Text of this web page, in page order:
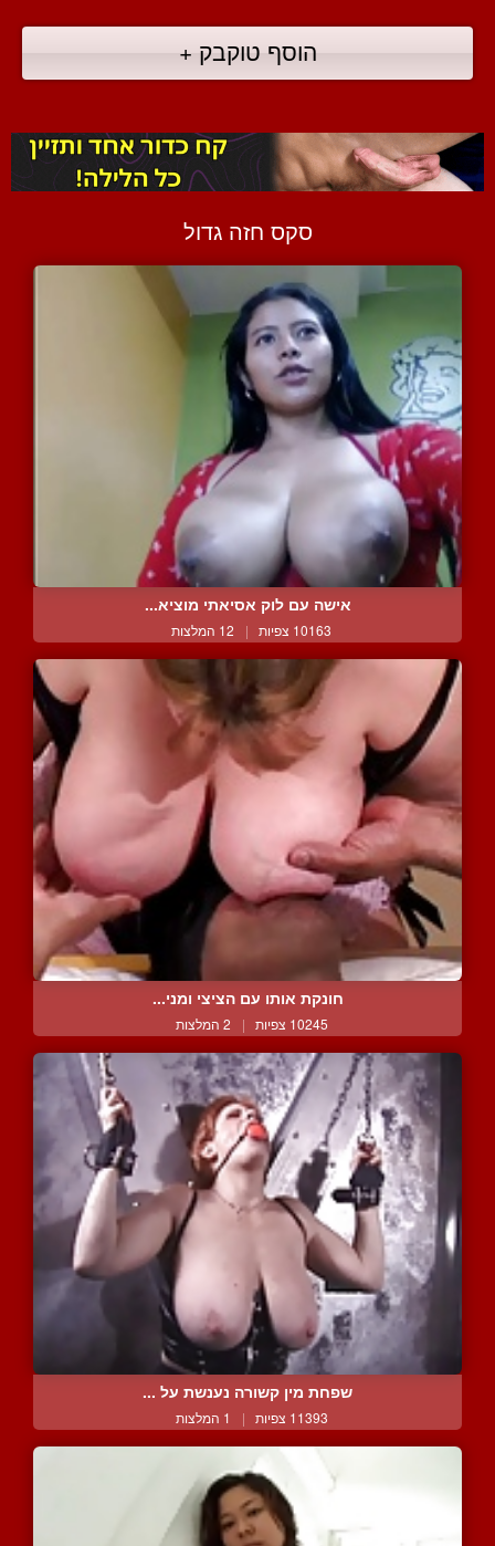
הוסף טוקבק +
סקס חזה גדול
אישה עם לוק אסיאתי מוציא...
10163 צפיות | 12 המלצות
חונקת אותו עם הציצי ומני...
10245 צפיות | 2 המלצות
שפחת מין קשורה נענשת על ...
11393 צפיות | 1 המלצות